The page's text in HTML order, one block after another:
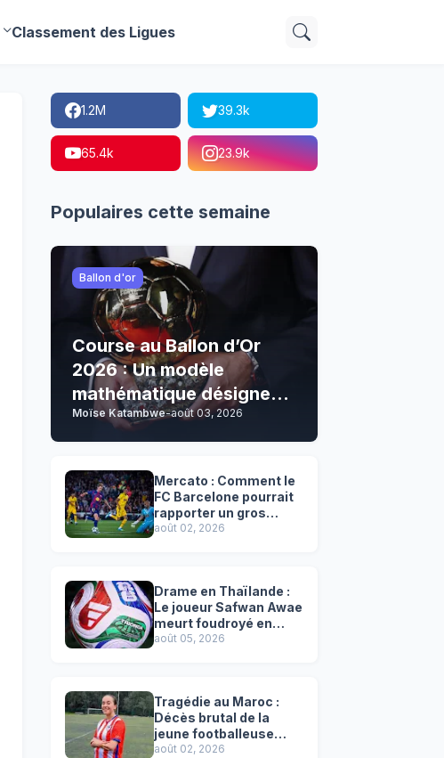
Classement des Ligues
1.2M 39.3k
65.4k 23.9k
Populaires cette semaine
Ballon d'or
Course au Ballon d’Or
2026 : Un modèle
mathématique désigne
son grand favori !
Moïse Katambwe-août 03, 2026
Mercato : Comment le
FC Barcelone pourrait
rapporter un gros
chèque inespéré à l’OM
août 02, 2026
Drame en Thaïlande :
Le joueur Safwan Awae
meurt foudroyé en
plein match
août 05, 2026
Tragédie au Maroc :
Décès brutal de la
jeune footballeuse
Faten Ben Amar El
août 02, 2026